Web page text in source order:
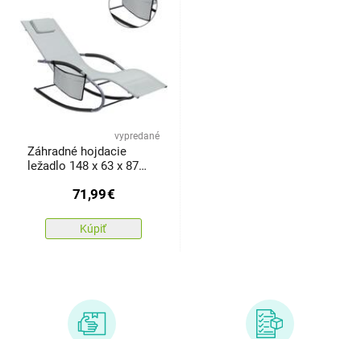
vypredané
Záhradné hojdacie
ležadlo 148 x 63 x 87
71,99€
Kúpiť